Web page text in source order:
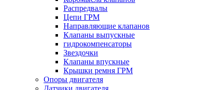
Распредвалы
Цепи ГРМ
Направляющие клапанов
Клапаны выпускные
гидрокомпенсаторы
Звездочки
Клапаны впускные
Крышки ремня ГРМ
Опоры двигателя
Датчики двигателя